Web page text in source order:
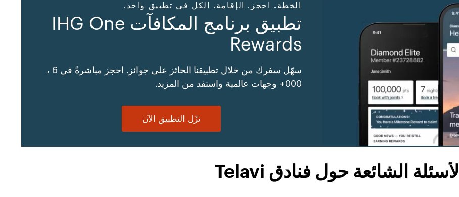
الخطة. احجز. الإقامة. الكل في تطبيق واحد.
تطبيق برنامج المكافآت IHG One
Rewards
سهّل سفرك من خلال تطبيقنا الحائز على جوائز. احجز مباشرةً في 6 ،
000+ وجهات عالمية واستفد من المزيد.
نزّل التطبيق الآن
الأسئلة الشائعة حول فنادق Telavi